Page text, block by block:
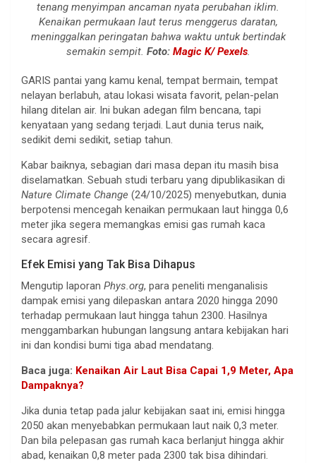
tenang menyimpan ancaman nyata perubahan iklim.
Kenaikan permukaan laut terus menggerus daratan,
meninggalkan peringatan bahwa waktu untuk bertindak
semakin sempit. Foto: Magic K/ Pexels.
GARIS pantai yang kamu kenal, tempat bermain, tempat
nelayan berlabuh, atau lokasi wisata favorit, pelan-pelan
hilang ditelan air. Ini bukan adegan film bencana, tapi
kenyataan yang sedang terjadi. Laut dunia terus naik,
sedikit demi sedikit, setiap tahun.
Kabar baiknya, sebagian dari masa depan itu masih bisa
diselamatkan. Sebuah studi terbaru yang dipublikasikan di
Nature Climate Change (24/10/2025) menyebutkan, dunia
berpotensi mencegah kenaikan permukaan laut hingga 0,6
meter jika segera memangkas emisi gas rumah kaca
secara agresif.
Efek Emisi yang Tak Bisa Dihapus
Mengutip laporan Phys.org, para peneliti menganalisis
dampak emisi yang dilepaskan antara 2020 hingga 2090
terhadap permukaan laut hingga tahun 2300. Hasilnya
menggambarkan hubungan langsung antara kebijakan hari
ini dan kondisi bumi tiga abad mendatang.
Baca juga: Kenaikan Air Laut Bisa Capai 1,9 Meter, Apa
Dampaknya?
Jika dunia tetap pada jalur kebijakan saat ini, emisi hingga
2050 akan menyebabkan permukaan laut naik 0,3 meter.
Dan bila pelepasan gas rumah kaca berlanjut hingga akhir
abad, kenaikan 0,8 meter pada 2300 tak bisa dihindari.